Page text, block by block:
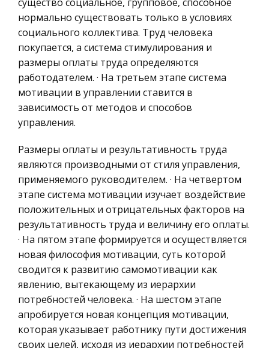
География, Экономическая география
Литература, Лингвистика
Техника
Бухгалтерский учет
Налоговое право
Экологическое право
Физика
Теория государства и права
Компьютерные сети
Философия
Программирование, Базы данных
Правоохранительные органы
Конституционное (государственное) право
России
Ценные бумаги
Гражданское право
Трудовое право
История государства и права зарубежных
Исследование работы триггеров в
интегральном исполнении
Таблица 1 S R D C Q n Режим работы 0 0 0 0 0
Хранение информации 1 0 1 0 0 1 0 1 1 0 0 0 0 0 0
1 0 0 0 0 0 1 1 1 1 0 ? 1 0 1 Установка “1” Установка
“0” Запрещ
Введение. Одними из самых загадочных
объектов во вселенной являются черные дыры.
Я не случайно выбрал эту тему. Черные дыры
являются одновременно очень простыми и
очень сложными в понимании. Черная
Масонство в России
Главным затруднением при попытке
исследователя составить себе хотя
скольконибудь отчётливое представление о
последовательном развитии нашего
масонского движения, является крайняя
скудость архивного ма
нормально существовать только в условиях
социального коллектива. Труд человека
покупается, а система стимулирования и
размеры оплаты труда определяются
работодателем. · На третьем этапе система
мотивации в управлении ставится в
зависимость от методов и способов
управления.
Размеры оплаты и результативность труда
являются производными от стиля управления,
применяемого руководителем. · На четвертом
этапе система мотивации изучает воздействие
положительных и отрицательных факторов на
результативность труда и величину его оплаты.
· На пятом этапе формируется и осуществляется
новая философия мотивации, суть которой
сводится к развитию самомотивации как
явлению, вытекающему из иерархии
потребностей человека. · На шестом этапе
апробируется новая концепция мотивации,
которая указывает работнику пути достижения
своих целей, исходя из иерархии потребностей